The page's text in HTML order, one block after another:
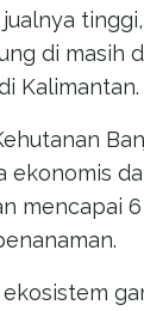
di masih
Kalimantan.
mencapai